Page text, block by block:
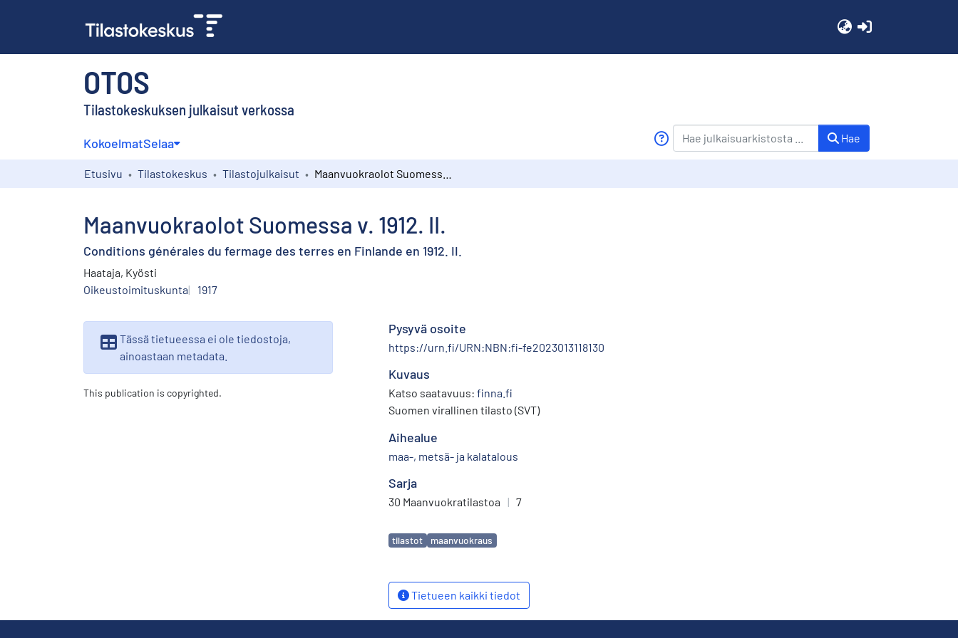
OTOS
Tilastokeskuksen julkaisut verkossa
KokoelmatSelaa Hae
Etusivu Tilastokeskus Tilastojulkaisut
Maanvuokraolot Suomessa v. 1912. II.
Conditions générales du fermage des terres en Finlande en 1912. II.
Haataja, Kyösti
Oikeustoimituskunta
1917
Tässä tietueessa ei ole tiedostoja,
ainoastaan metadata.
This publication is copyrighted.
Pysyvä osoite
https://urn.fi/URN:NBN:fi-fe2023013118130
Kuvaus
Katso saatavuus: finna.fi
Suomen virallinen tilasto (SVT)
Aihealue
maa-, metsä- ja kalatalous
Sarja
30 Maanvuokratilastoa | 7
Avainsanat
tilastot maanvuokraus
Tietueen kaikki tiedot